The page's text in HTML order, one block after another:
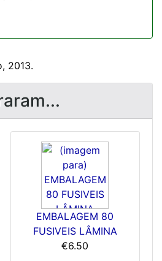
2013.
EMBALAGEM 80
FUSIVEIS LÂMINA
€6.50